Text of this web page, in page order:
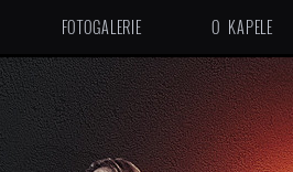
FOTOGALERIE O KAPELE